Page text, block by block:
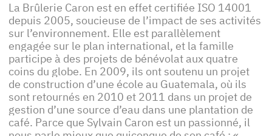
La Brûlerie Caron est en effet certifiée ISO 14001
depuis 2005, soucieuse de l’impact de ses activités
sur l’environnement. Elle est parallèlement
engagée sur le plan international, et la famille
participe à des projets de bénévolat aux quatre
coins du globe. En 2009, ils ont soutenu un projet
de construction d’une école au Guatemala, où ils
sont retournés en 2010 et 2011 dans un projet de
gestion d’une source d’eau dans une plantation de
café. Parce que Sylvain Caron est un passionné, il